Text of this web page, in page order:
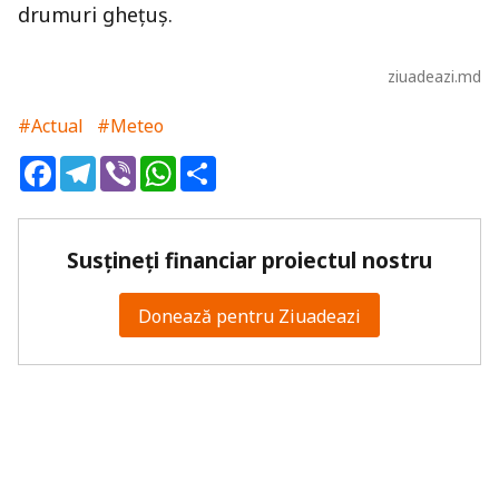
drumuri ghețuș.
ziuadeazi.md
#Actual
#Meteo
FacebookTelegram
ViberWhatsApp
Susțineți financiar proiectul nostru
Donează pentru Ziuadeazi